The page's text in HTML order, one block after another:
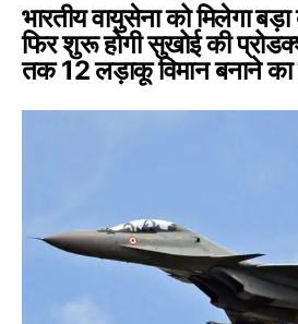
भारतीय वायुसेना को मिलेगा
फिर शुरू होगी सुखोई की
तक 12 लड़ाकू विमान बनाने का